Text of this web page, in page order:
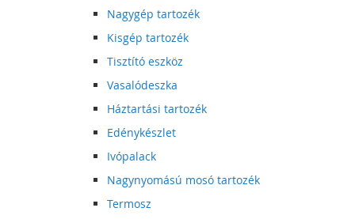
Nagygép tartozék
Kisgép tartozék
Tisztító eszköz
Vasalódeszka
Háztartási tartozék
Edénykészlet
Ivópalack
Nagynyomású mosó tartozék
Termosz